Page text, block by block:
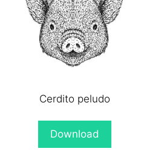
Cerdito peludo
Download